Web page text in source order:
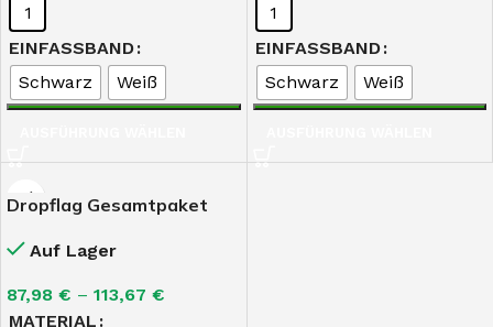
1
EINFASSBAND
Schwarz
Weiß
1
EINFASSBAND
Schwarz
Weiß
Dropflag Gesamtpaket
Auf Lager
87,98 € – 113,67 €
MATERIAL